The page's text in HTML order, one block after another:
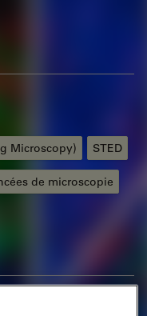
Microscopy) STED
de microscopie